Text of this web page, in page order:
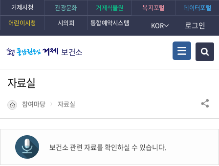
거제시청 관광문화 거제식물원 복지포털
데이터포털
어린이시청
시의회 통합예약시스템 KOR 로그인
보건소
자료실
참여마당 자료실
보건소 관련 자료를 확인하실 수 있습니다.